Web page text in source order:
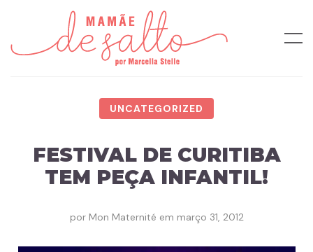
UNCATEGORIZED
FESTIVAL DE CURITIBA
TEM PEÇA INFANTIL!
por Mon Maternité em março 31, 2012